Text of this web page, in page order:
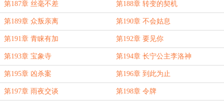
第187章 丝毫不差 第188章 转变的契机
第189章 众叛亲离 第190章 不会姑息
第191章 青睐有加 第192章 要见你
第193章 宝象寺 第194章 长宁公主李洛神
第195章 凶杀案 第196章 到此为止
第197章 雨夜交谈 第198章 令牌